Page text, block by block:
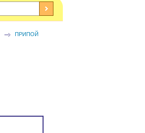
ПРИПОЙ